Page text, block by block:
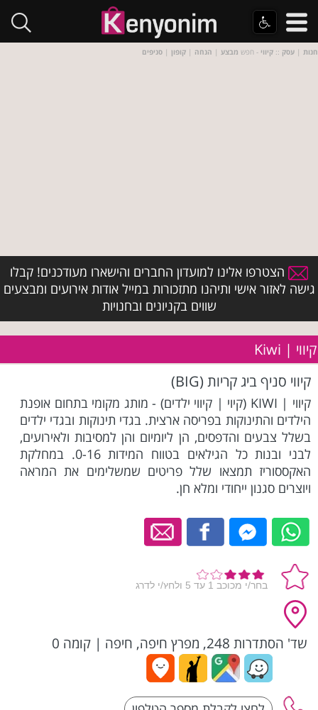
חנות | עסק :: קיווי - חפש מבצע | הנחה | קופון | סניפים
הצטרפו אלינו למועדון החברים והישארו מעודכנים! קבלו
גישה לאזור אישי ותיהנו מתזכורות במייל אודות אירועים ומבצעים
שווים בקניונים ובחנויות
קיווי | Kiwi
קיווי סניף ביג קריות (BIG)
קיווי | KIWI (קיוי | קיווי ילדים) - מותג מקומי בתחום אופנת
הילדים והתינוקות בפריסה ארצית. בגדי תינוקות ובגדי ילדים
בשלל צבעים והדפסים, הן ליומיום והן למסיבות ולאירועים,
לבני ובנות כל הגילאים בטווח המידות 0-16. במחלקת
האקססוריז תמצאו שלל פריטים שמשלימים את המראה
ויוצרים סגנון ייחודי ומלא חן.
שד' הסתדרות 248, מפרץ חיפה, חיפה | קומה 0